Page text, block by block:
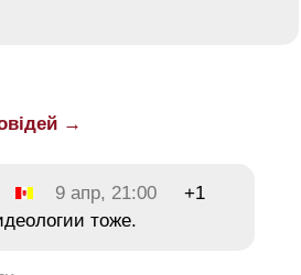
→
9 апр, 21:00
+1
тоже.